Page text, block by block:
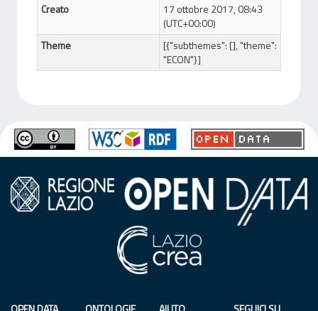
Creato
17 ottobre 2017, 08:43
(UTC+00:00)
Theme
[{"subthemes": [], "theme":
"ECON"}]